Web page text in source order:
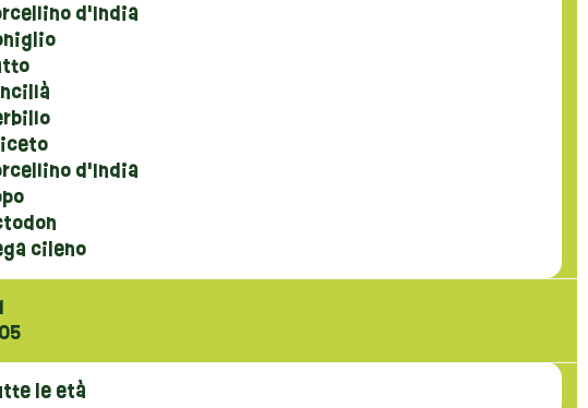
d'India
d'India
cileno
le età